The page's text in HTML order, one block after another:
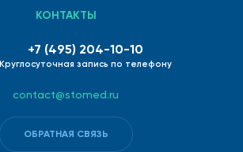
КОНТАКТЫ
+7 (495) 204-10-10
Круглосуточная запись по телефону
contact@stomed.ru
ОБРАТНАЯ СВЯЗЬ